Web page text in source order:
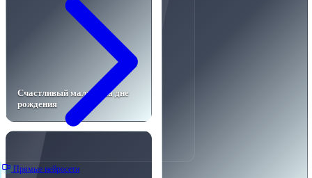
Прямые нейросети
Счастливый малыш на дне
рождения